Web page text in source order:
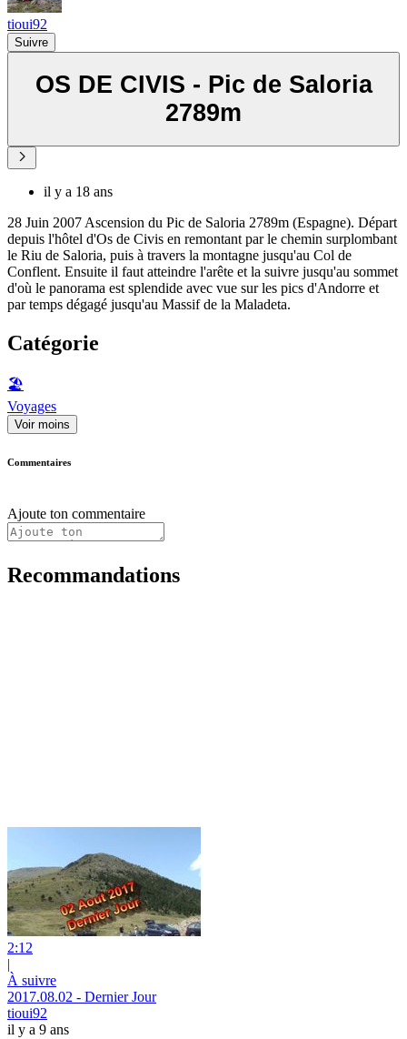
tioui92
Suivre
OS DE CIVIS - Pic de Saloria
2789m
il y a 18 ans
28 Juin 2007 Ascension du Pic de Saloria 2789m (Espagne). Départ
depuis l'hôtel d'Os de Civis en remontant par le chemin surplombant
le Riu de Saloria, puis à travers la montagne jusqu'au Col de
Conflent. Ensuite il faut atteindre l'arête et la suivre jusqu'au sommet
d'où le panorama est splendide avec vue sur les pics d'Andorre et
par temps dégagé jusqu'au Massif de la Maladeta.
Catégorie
🏖
Voyages
Voir moins
Commentaires
Ajoute ton commentaire
Recommandations
2:12
|
À suivre
2017.08.02 - Dernier Jour
tioui92
il y a 9 ans